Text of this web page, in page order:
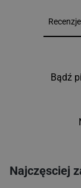
Bądź
Najczęsciej